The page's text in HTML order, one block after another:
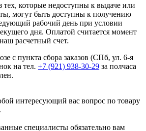
тех, которые недоступны к выдаче или
могут быть доступны к получению
рабочий день при условии
дня. Оплатой считается момент
расчетный счет.
с пункта сборa заказов (СПб, ул. 6-я
на тел. +7 (921) 938-30-29 за полчаса
интересующий вас вопрос по товару
специалисты обязательно вам